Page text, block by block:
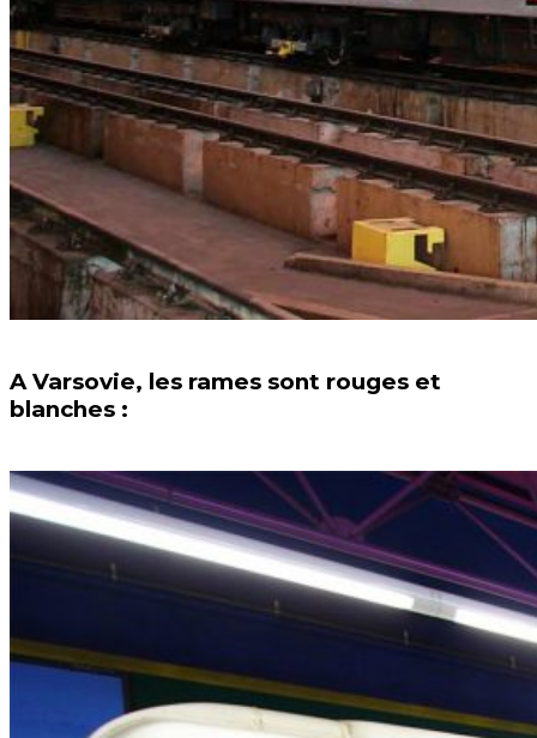
A Varsovie, les rames sont rouges et
blanches :